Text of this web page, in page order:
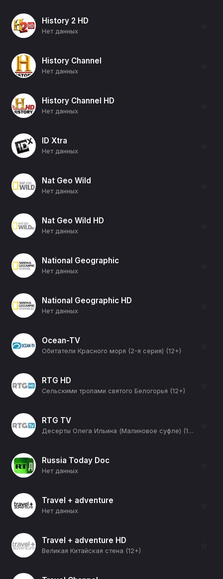
History 2 HD
Нет данных
☆
History Channel
Нет данных
☆
History Channel HD
Нет данных
☆
ID Xtra
Нет данных
☆
Nat Geo Wild
Нет данных
☆
Nat Geo Wild HD
Нет данных
☆
National Geographic
Нет данных
☆
National Geographic HD
Нет данных
☆
Ocean-TV
Обитатели Красного моря (2-я серия) (12+)
☆
RTG HD
Сельскими тропами святого Белогорья (12+)
☆
RTG TV
Десерты Олега Ильина (Малиновое суфле) (12+)
☆
Russia Today Doc
Нет данных
☆
Travel + adventure
Нет данных
☆
Travel + adventure HD
Великая Китайская стена (12+)
☆